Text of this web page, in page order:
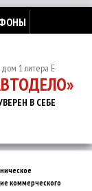
дом 1 литера Е
В СЕБЕ
коммерческого